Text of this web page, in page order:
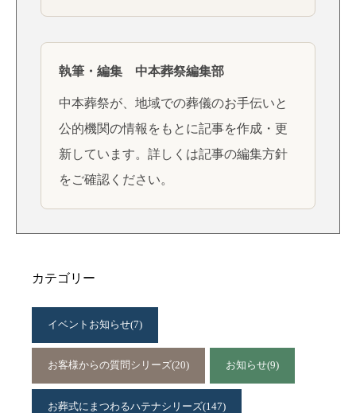
執筆・編集 中本葬祭編集部
中本葬祭が、地域での葬儀のお手伝いと
公的機関の情報をもとに記事を作成・更
新しています。詳しくは記事の編集方針
をご確認ください。
カテゴリー
イベントお知らせ(7)
お客様からの質問シリーズ(20) お知らせ(9)
お葬式にまつわるハテナシリーズ(147)